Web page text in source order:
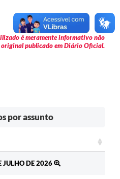
é meramente informativo não
publicado em Diário Oficial.
por assunto
JULHO DE 2026